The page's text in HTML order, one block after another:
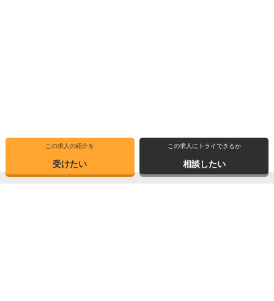
この求人の紹介を
受けたい
この求人にトライできるか
相談したい